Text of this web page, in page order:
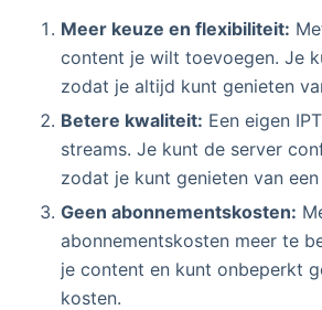
Meer keuze en flexibiliteit:
content je wilt toevoegen. Je
zodat je altijd kunt genieten
Betere kwaliteit: Een eigen
streams. Je kunt de server
zodat je kunt genieten van
Geen abonnementskosten:
abonnementskosten meer te
je content en kunt onbeperkt
kosten.